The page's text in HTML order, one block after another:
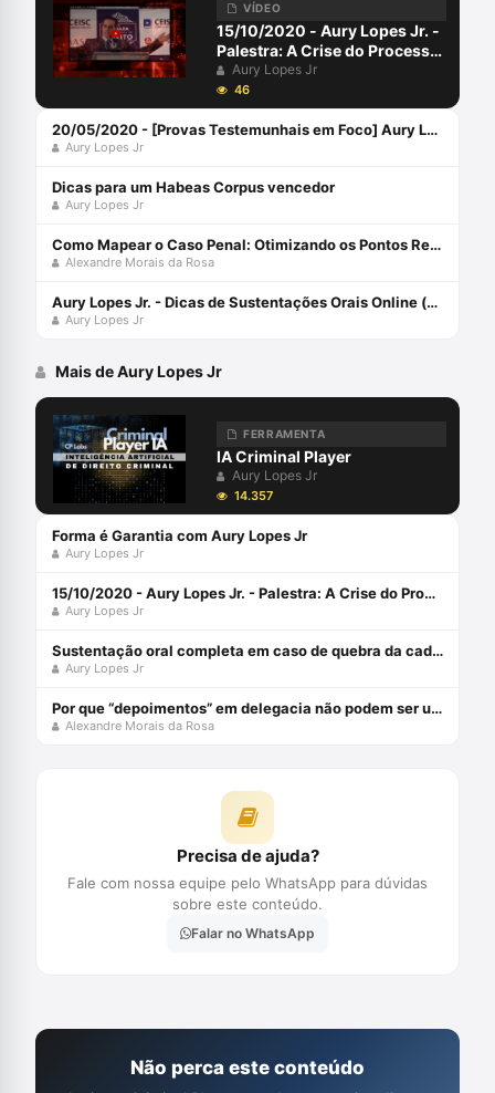
VÍDEO
15/10/2020 - Aury Lopes Jr. -
Palestra: A Crise do Processo
Penal
Aury Lopes Jr
46
20/05/2020 - [Provas Testemunhais em Foco] Aury Lopes Jr: Provas Dependentes da Memória
Aury Lopes Jr
Dicas para um Habeas Corpus vencedor
Aury Lopes Jr
Como Mapear o Caso Penal: Otimizando os Pontos Relevantes
Alexandre Morais da Rosa
Aury Lopes Jr. - Dicas de Sustentações Orais Online (@criminalplayer)
Aury Lopes Jr
Mais de Aury Lopes Jr
FERRAMENTA
IA Criminal Player
Aury Lopes Jr
14.357
Forma é Garantia com Aury Lopes Jr
Aury Lopes Jr
15/10/2020 - Aury Lopes Jr. - Palestra: A Crise do Processo Penal
Aury Lopes Jr
Sustentação oral completa em caso de quebra da cadeia de custódia da prova digital com Aury Lopes Jr
Aury Lopes Jr
Por que “depoimentos” em delegacia não podem ser usados em juízo?
Alexandre Morais da Rosa
Precisa de ajuda?
Fale com nossa equipe pelo WhatsApp para dúvidas
sobre este conteúdo.
Falar no WhatsApp
Não perca este conteúdo